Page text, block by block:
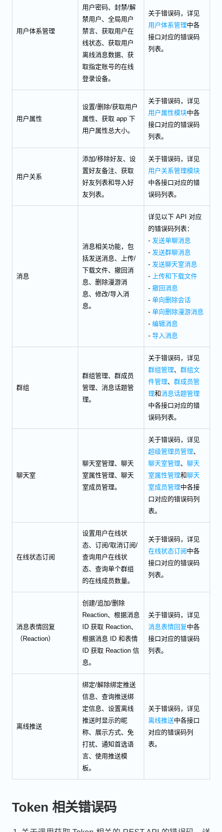
用户体系管理
用户密码、封禁/解
禁用户、全局用户
禁言、获取用户在
线状态、获取用户
离线消息数据、获
取指定账号的在线
登录设备。
关于错误码，详见
用户体系管理中各
接口对应的错误码
列表。
用户属性
设置/删除/获取用户
属性、获取 app 下
用户属性总大小。
关于错误码，详见
用户属性模块中各
接口对应的错误码
列表。
用户关系
添加/移除好友、设
置好友备注、获取
好友列表和导入好
友列表。
关于错误码，详见
用户关系管理模块
中各接口对应的错
误码列表。
消息
消息相关功能，包
括发送消息、上传/
下载文件、撤回消
息、删除漫游消
息、修改/导入消
息。
详见以下 API 对应
的错误码列表：
- 发送单聊消息
- 发送群聊消息
- 发送聊天室消息
- 上传和下载文件
- 撤回消息
- 单向删除会话
- 单向删除漫游消息
- 编辑消息
- 导入消息
群组
群组管理、群成员
管理、消息话题管
理。
关于错误码，详见
群组管理、 群组文
件管理、 群成员管
理和消息话题管理
中各接口对应的错
误码列表。
聊天室
聊天室管理、聊天
室属性管理、聊天
室成员管理。
关于错误码，详见
超级管理员管理、
聊天室管理、 聊天
室属性管理和聊天
室成员管理中各接
口对应的错误码列
表。
在线状态订阅
设置用户在线状
态、订阅/取消订阅/
查询用户在线状
态、查询单个群组
的在线成员数量。
关于错误码，详见
在线状态订阅中各
接口对应的错误码
列表。
消息表情回复
（Reaction）
创建/追加/删除
Reaction、根据消息
ID 获取 Reaction、
根据消息 ID 和表情
ID 获取 Reaction 信
息。
关于错误码，详见
消息表情回复中各
接口对应的错误码
列表。
离线推送
绑定/解除绑定推送
信息、查询推送绑
定信息、设置离线
推送时显示的昵
称、展示方式、免
打扰、通知首选语
言、使用推送模
板。
关于错误码，详见
离线推送中各接口
对应的错误码列
表。
Token 相关错误码